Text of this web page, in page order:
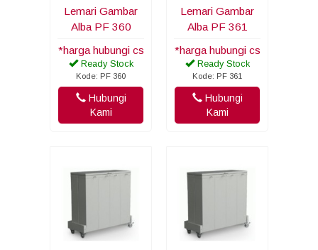
Lemari Gambar
Alba PF 360
*harga hubungi cs
Ready Stock
Kode: PF 360
Hubungi
Kami
Lemari Gambar
Alba PF 361
*harga hubungi cs
Ready Stock
Kode: PF 361
Hubungi
Kami